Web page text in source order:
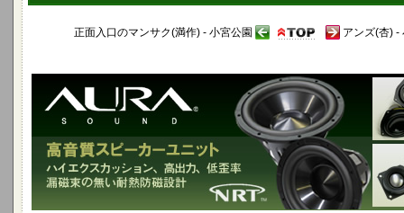
正面入口のマンサク(満作) - 小宮公園 アンズ(杏) -